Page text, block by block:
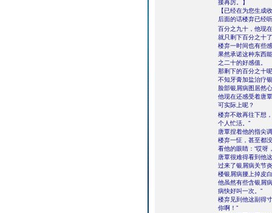
接再厉。】
【已经在为您生成
后面的话楼弃已经
百分之九十，他现
就只剩下百分之十
楼弃一时间也有些
果然承诺这种东西
之二十的好感值。
那剩下的百分之十
不知牙膏加盐治疗
脸部银屑病图居然
他现在还感受着唐
可实际上呢？
楼弃不敢再往下想
个人忙活。”
唐覃捏着他的指尖
楼弃一怔，甚至都
看他的眼睛：“哎呀
唐覃很难得看到他
过来了银屑病关节
楼银屑病腰上掉皮
他虽然有些含银屑
病快好叫一次。”
楼弃见到他这副得
你啊！”